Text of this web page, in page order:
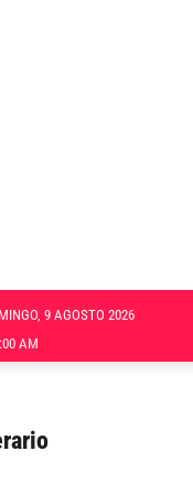
9 AGOSTO 2026
AM